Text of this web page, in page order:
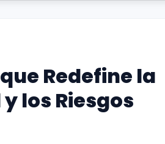
Redefine la
los Riesgos